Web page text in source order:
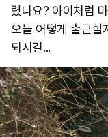
렸나요? 아이처럼
오늘 어떻게 출근할
되시길...